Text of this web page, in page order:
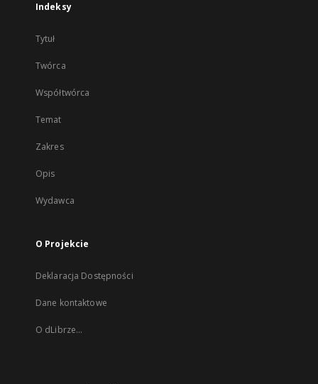
Indeksy
Tytuł
Twórca
Współtwórca
Temat
Zakres
Opis
Wydawca
O Projekcie
Deklaracja Dostępności
Dane kontaktowe
O dLibrze...